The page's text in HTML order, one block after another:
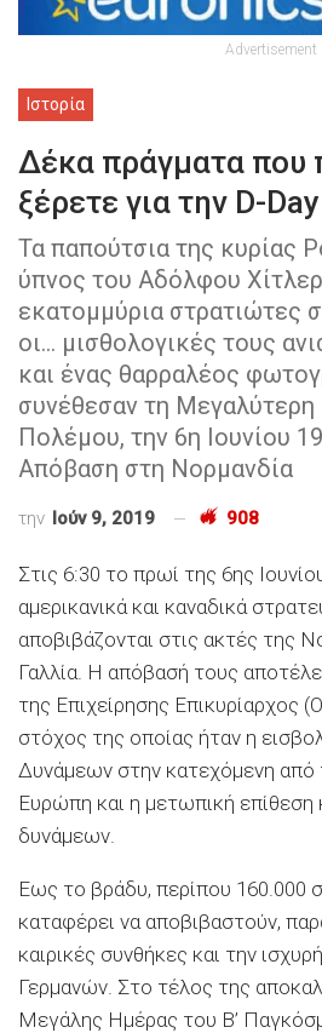
Advertisement
Ιστορία
Δέκα πράγματα που
ξέρετε για την D-Day
Τα παπούτσια της κυρίας
ύπνος του Αδόλφου
εκατομμύρια στρατιώτες
οι... μισθολογικές τους
και ένας θαρραλέος
συνέθεσαν τη
Πολέμου, την 6η Ιουνίου
Απόβαση στη Νορμανδία
την Ιούν 9, 2019 908
Στις 6:30 το πρωί της 6ης
αμερικανικά και καναδικά
αποβιβάζονται στις ακτές της
Γαλλία. Η απόβασή τους
της Επιχείρησης Επικυρίαρχος
στόχος της οποίας ήταν η
Δυνάμεων στην κατεχόμενη από
Ευρώπη και η μετωπική επίθεση
δυνάμεων.
Εως το βράδυ, περίπου 160.000
καταφέρει να αποβιβαστούν,
καιρικές συνθήκες και την
Γερμανών. Στο τέλος της
Μεγάλης Ημέρας του Β’